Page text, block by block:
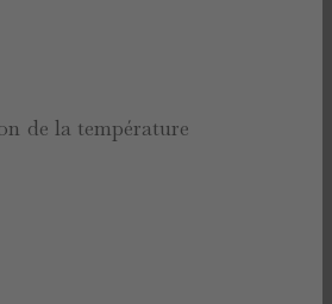
de la température